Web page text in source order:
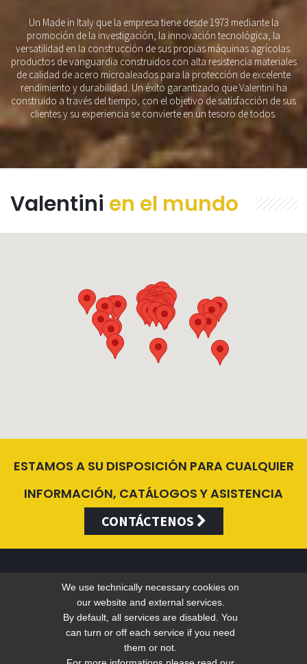
Un Made in Italy que la empresa tiene desde 1973 mediante la
promoción de la investigación, la innovación tecnológica, la
versatilidad en la construcción de sus propias máquinas agrícolas.
productos de vanguardia construidos con alta resistencia materiales
de calidad de acero microaleados para la protección de excelente
rendimiento y durabilidad. Un éxito garantizado que Valentini ha
construido a través del tiempo, con el objetivo de satisfacción de sus
clientes y su experiencia se convierte en un tesoro de todos.
Valentini en el mundo
ESTAMOS A SU DISPOSICIÓN PARA CUALQUIER
INFORMACIÓN, CATÁLOGOS Y ASISTENCIA
CONTÁCTENOS
Valentini Antonio s.r.l.
Tel +39 049 5790797 - Fax +39 049 9316876 -
We use technically necessary cookies on
our website and external services.
By default, all services are disabled. You
can turn or off each service if you need
them or not.